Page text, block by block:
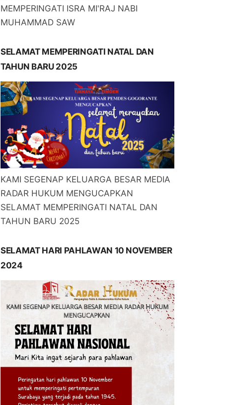
MEMPERINGATI ISRA MI'RAJ NABI
MUHAMMAD SAW
SELAMAT MEMPERINGATI NATAL DAN
TAHUN BARU 2025
KAMI SEGENAP KELUARGA BESAR MEDIA
RADAR HUKUM MENGUCAPKAN
SELAMAT MEMPERINGATI NATAL DAN
TAHUN BARU 2025
SELAMAT HARI PAHLAWAN 10 NOVEMBER
2024